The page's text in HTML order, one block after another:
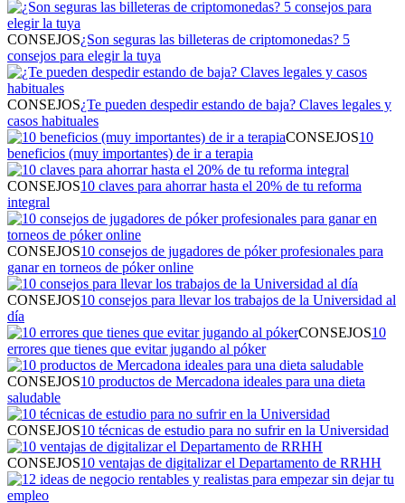
CONSEJOS¿Son seguras las billeteras de criptomonedas? 5
consejos para elegir la tuya
CONSEJOS¿Te pueden despedir estando de baja? Claves legales y
casos habituales
CONSEJOS10
beneficios (muy importantes) de ir a terapia
CONSEJOS10 claves para ahorrar hasta el 20% de tu reforma
integral
CONSEJOS10 consejos de jugadores de póker profesionales para
ganar en torneos de póker online
CONSEJOS10 consejos para llevar los trabajos de la Universidad al
día
CONSEJOS10
errores que tienes que evitar jugando al póker
CONSEJOS10 productos de Mercadona ideales para una dieta
saludable
CONSEJOS10 técnicas de estudio para no sufrir en la Universidad
CONSEJOS10 ventajas de digitalizar el Departamento de RRHH